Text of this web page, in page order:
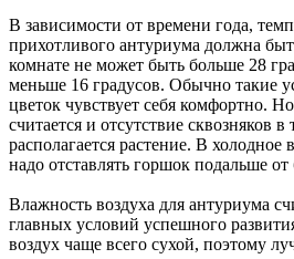
В зависимости от времени года,
прихотливого антуриума должна
комнате не может быть больше 28
меньше 16 градусов. Обычно такие
цветок чувствует себя комфортно.
считается и отсутствие сквозняков в
располагается растение. В холодное
надо отставлять горшок подальше от
Влажность воздуха для антуриума
главных условий успешного
воздух чаще всего сухой, поэтому